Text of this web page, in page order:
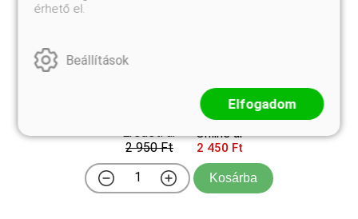
Aranytarka lombú orvosi zsálya
Salvia officinalis 'Icterina'
2 950 Ft
Online ár
2 450 Ft
Kosárba
érhető el.
Beállítások
Elfogadom